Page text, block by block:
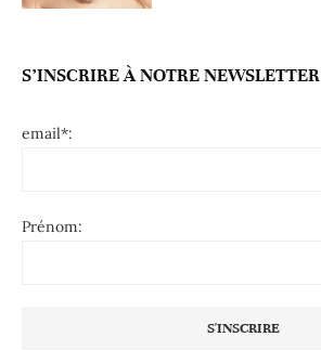
S’INSCRIRE À NOTRE NEWSLETTER
email*:
Prénom: